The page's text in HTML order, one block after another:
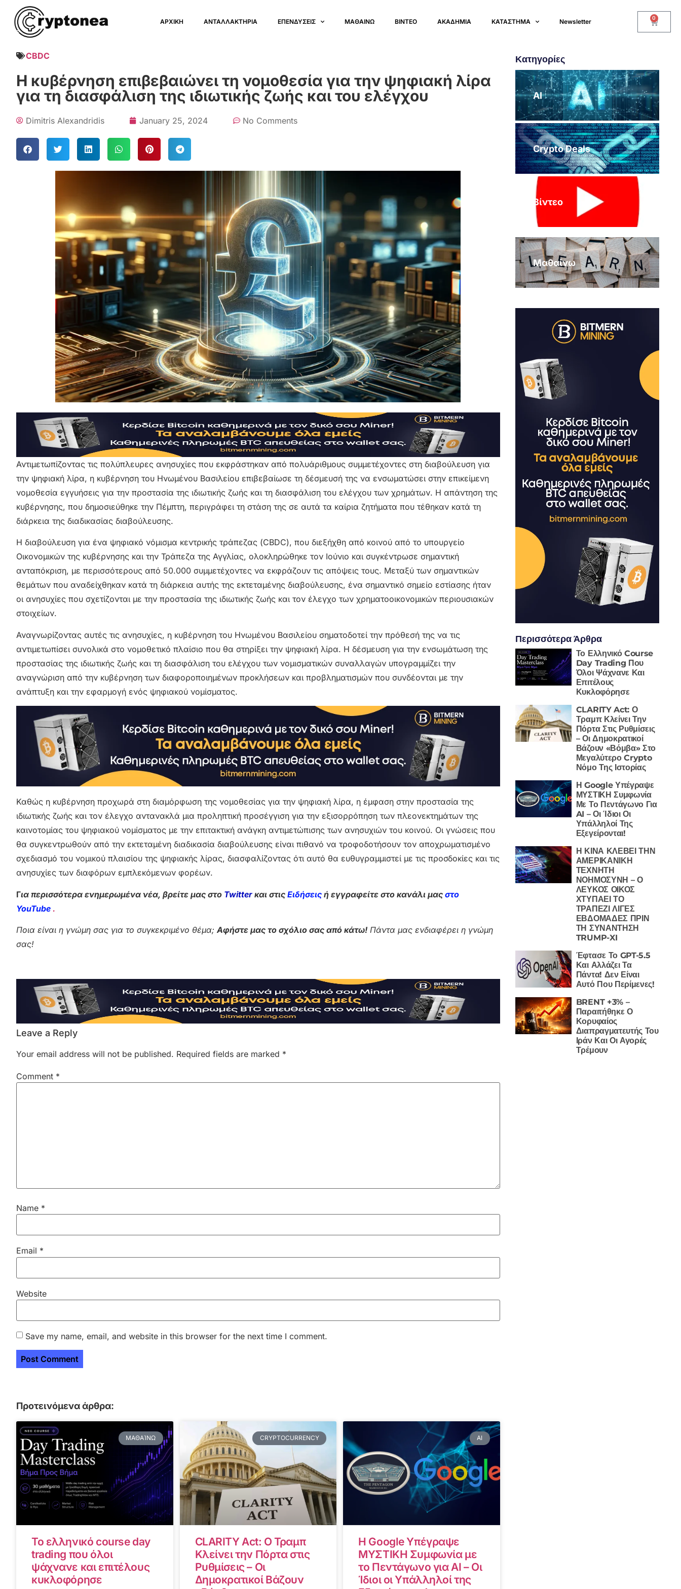
ΑΡΧΙΚΗ ΑΝΤΑΛΛΑΚΤΗΡΙΑ ΕΠΕΝΔΥΣΕΙΣ ΜΑΘΑΙΝΩ ΒΙΝΤΕΟ ΑΚΑΔΗΜΙΑ ΚΑΤΑΣΤΗΜΑ Newsletter 0
CBDC
Η κυβέρνηση επιβεβαιώνει τη νομοθεσία για την ψηφιακή λίρα
για τη διασφάλιση της ιδιωτικής ζωής και του ελέγχου
Dimitris Alexandridis January 25, 2024 No Comments
Αντιμετωπίζοντας τις πολύπλευρες ανησυχίες που εκφράστηκαν από πολυάριθμους συμμετέχοντες στη διαβούλευση για
την ψηφιακή λίρα, η κυβέρνηση του Ηνωμένου Βασιλείου επιβεβαίωσε τη δέσμευσή της να ενσωματώσει στην επικείμενη
νομοθεσία εγγυήσεις για την προστασία της ιδιωτικής ζωής και τη διασφάλιση του ελέγχου των χρημάτων. Η απάντηση της
κυβέρνησης, που δημοσιεύθηκε την Πέμπτη, περιγράφει τη στάση της σε αυτά τα καίρια ζητήματα που τέθηκαν κατά τη
διάρκεια της διαδικασίας διαβούλευσης.
Η διαβούλευση για ένα ψηφιακό νόμισμα κεντρικής τράπεζας (CBDC), που διεξήχθη από κοινού από το υπουργείο
Οικονομικών της κυβέρνησης και την Τράπεζα της Αγγλίας, ολοκληρώθηκε τον Ιούνιο και συγκέντρωσε σημαντική
ανταπόκριση, με περισσότερους από 50.000 συμμετέχοντες να εκφράζουν τις απόψεις τους. Μεταξύ των σημαντικών
θεμάτων που αναδείχθηκαν κατά τη διάρκεια αυτής της εκτεταμένης διαβούλευσης, ένα σημαντικό σημείο εστίασης ήταν
οι ανησυχίες που σχετίζονται με την προστασία της ιδιωτικής ζωής και τον έλεγχο των χρηματοοικονομικών περιουσιακών
στοιχείων.
Αναγνωρίζοντας αυτές τις ανησυχίες, η κυβέρνηση του Ηνωμένου Βασιλείου σηματοδοτεί την πρόθεσή της να τις
αντιμετωπίσει συνολικά στο νομοθετικό πλαίσιο που θα στηρίξει την ψηφιακή λίρα. Η δέσμευση για την ενσωμάτωση της
προστασίας της ιδιωτικής ζωής και τη διασφάλιση του ελέγχου των νομισματικών συναλλαγών υπογραμμίζει την
αναγνώριση από την κυβέρνηση των διαφοροποιημένων προκλήσεων και προβληματισμών που συνδέονται με την
ανάπτυξη και την εφαρμογή ενός ψηφιακού νομίσματος.
Καθώς η κυβέρνηση προχωρά στη διαμόρφωση της νομοθεσίας για την ψηφιακή λίρα, η έμφαση στην προστασία της
ιδιωτικής ζωής και τον έλεγχο αντανακλά μια προληπτική προσέγγιση για την εξισορρόπηση των πλεονεκτημάτων της
καινοτομίας του ψηφιακού νομίσματος με την επιτακτική ανάγκη αντιμετώπισης των ανησυχιών του κοινού. Οι γνώσεις που
θα συγκεντρωθούν από την εκτεταμένη διαδικασία διαβούλευσης είναι πιθανό να τροφοδοτήσουν τον αποχρωματισμένο
σχεδιασμό του νομικού πλαισίου της ψηφιακής λίρας, διασφαλίζοντας ότι αυτό θα ευθυγραμμιστεί με τις προσδοκίες και τις
ανησυχίες των διαφόρων εμπλεκόμενων φορέων.
Για περισσότερα ενημερωμένα νέα, βρείτε μας στο Twitter και στις Ειδήσεις ή εγγραφείτε στο κανάλι μας στο
YouTube .
Ποια είναι η γνώμη σας για το συγκεκριμένο θέμα;Αφήστε μας το σχόλιο σας από κάτω! Πάντα μας ενδιαφέρει η γνώμη
σας!
Leave a Reply
Your email address will not be published. Required fields are marked *
Comment *
Name *
Email *
Website
Save my name, email, and website in this browser for the next time I comment.
Προτεινόμενα άρθρα:
ΜΑΘΑΊΝΩ
Το ελληνικό course day
trading που όλοι
ψάχνανε και επιτέλους
κυκλοφόρησε
CRYPTOCURRENCY
CLARITY Act: Ο Τραμπ
Κλείνει την Πόρτα στις
Ρυθμίσεις – Οι
Δημοκρατικοί Βάζουν
AI
Η Google Υπέγραψε
ΜΥΣΤΙΚΗ Συμφωνία με
το Πεντάγωνο για AI – Οι
Ίδιοι οι Υπάλληλοί της
Κατηγορίες
AI
Crypto Deals
Βίντεο
Μαθαίνω
Περισσότερα Άρθρα
Το Ελληνικό Course
Day Trading Που
Όλοι Ψάχνανε Και
Επιτέλους
Κυκλοφόρησε
CLARITY Act: Ο
Τραμπ Κλείνει Την
Πόρτα Στις Ρυθμίσεις
– Οι Δημοκρατικοί
Βάζουν «Βόμβα» Στο
Μεγαλύτερο Crypto
Νόμο Της Ιστορίας
Η Google Υπέγραψε
ΜΥΣΤΙΚΗ Συμφωνία
Με Το Πεντάγωνο Για
AI – Οι Ίδιοι Οι
Υπάλληλοί Της
Εξεγείρονται!
Η ΚΙΝΑ ΚΛΕΒΕΙ ΤΗΝ
ΑΜΕΡΙΚΑΝΙΚΗ
ΤΕΧΝΗΤΗ
ΝΟΗΜΟΣΥΝΗ – Ο
ΛΕΥΚΟΣ ΟΙΚΟΣ
ΧΤΥΠΑΕΙ ΤΟ
ΤΡΑΠΕΖΙ ΛΙΓΕΣ
ΕΒΔΟΜΑΔΕΣ ΠΡΙΝ
ΤΗ ΣΥΝΑΝΤΗΣΗ
TRUMP-XI
Έφτασε Το GPT-5.5
Και Αλλάζει Τα
Πάντα! Δεν Είναι
Αυτό Που Περίμενες!
BRENT +3% –
Παραιτήθηκε Ο
Κορυφαίος
Διαπραγματευτής Του
Ιράν Και Οι Αγορές
Τρέμουν